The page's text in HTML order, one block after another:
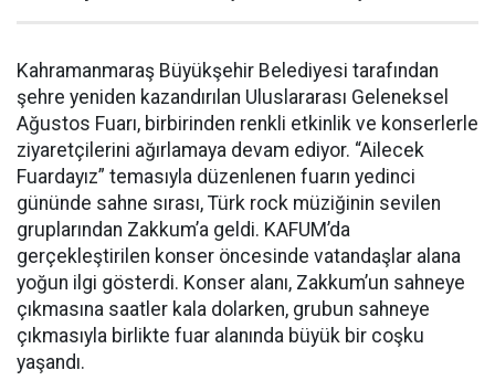
Kahramanmaraş Büyükşehir Belediyesi tarafından
şehre yeniden kazandırılan Uluslararası Geleneksel
Ağustos Fuarı, birbirinden renkli etkinlik ve konserlerle
ziyaretçilerini ağırlamaya devam ediyor. “Ailecek
Fuardayız” temasıyla düzenlenen fuarın yedinci
gününde sahne sırası, Türk rock müziğinin sevilen
gruplarından Zakkum’a geldi. KAFUM’da
gerçekleştirilen konser öncesinde vatandaşlar alana
yoğun ilgi gösterdi. Konser alanı, Zakkum’un sahneye
çıkmasına saatler kala dolarken, grubun sahneye
çıkmasıyla birlikte fuar alanında büyük bir coşku
yaşandı.